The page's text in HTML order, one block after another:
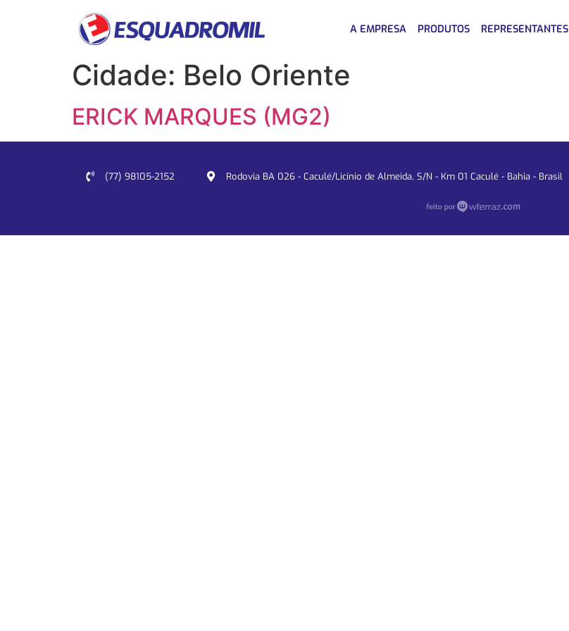
A EMPRESA PRODUTOS REPRESENTANTES
Cidade: Belo Oriente
ERICK MARQUES (MG2)
(77) 98105-2152 Rodovia BA 026 - Caculé/Licínio de Almeida, S/N - Km 01 Caculé - Bahia - Brasil